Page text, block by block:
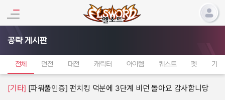
공략 게시판
전체 던전 대전 캐릭터 아이템 퀘스트 펫 기타
[기타] [파워풀인증] 펀치킹 덕분에 3단계 비던 돌아요 감사합니당